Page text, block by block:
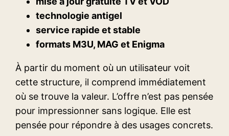
technologie antigel
service rapide et stable
formats M3U, MAG et Enigma
À partir du moment où un utilisateur voit
cette structure, il comprend immédiatement
où se trouve la valeur. L’offre n’est pas pensée
pour impressionner sans logique. Elle est
pensée pour répondre à des usages concrets.